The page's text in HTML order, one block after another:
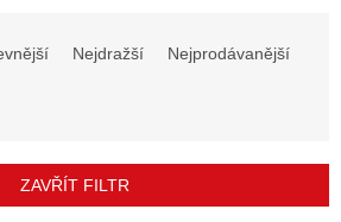
Nejdražší Nejprodávanější
ZAVŘÍT FILTR